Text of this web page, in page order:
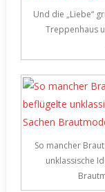
Und die „Liebe“
Treppenhaus
So mancher
unklassische